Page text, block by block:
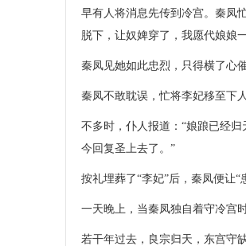
早有人将消息先传到冷宫。秦凤
脱下，让奴婢穿了，我愿代娘娘
秦凤见她如此忠烈，只得横了心
秦凤不敢耽误，忙将李妃移至下
不多时，仆人报道：“娘踉已经
今回复圣上去了。”
按礼埋葬了“李妃”后，秦凤便让“
一天晚上，当秦凤独自着守冷宫
若干年过去，良宗归天，东宫守